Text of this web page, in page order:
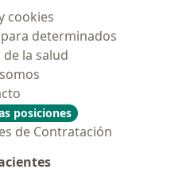
cookies
determinados
la salud
posiciones
de Contratación